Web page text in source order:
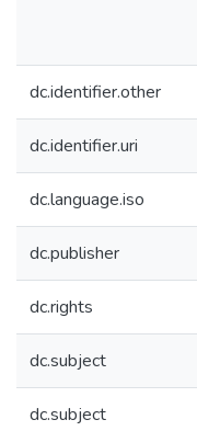
dc.identifier.other
dc.identifier.uri
dc.language.iso
dc.publisher
dc.rights
dc.subject
dc.subject